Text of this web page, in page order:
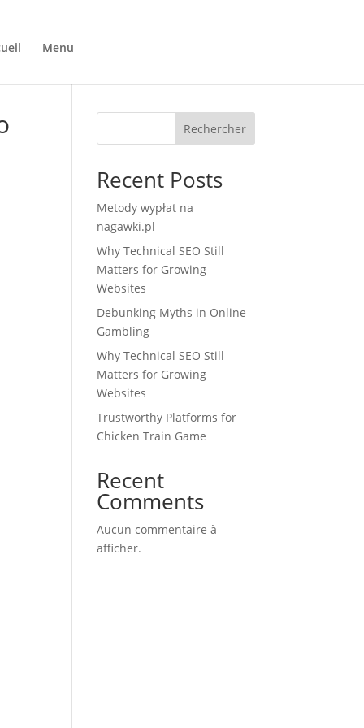
Menu
Rechercher
Recent Posts
Metody wypłat na
nagawki.pl
Why Technical SEO Still
Matters for Growing
Websites
Debunking Myths in Online
Gambling
Why Technical SEO Still
Matters for Growing
Websites
Trustworthy Platforms for
Chicken Train Game
Recent
Comments
Aucun commentaire à
afficher.